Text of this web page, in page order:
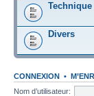
Technique
Divers
CONNEXION •
Nom d’utilisateur: